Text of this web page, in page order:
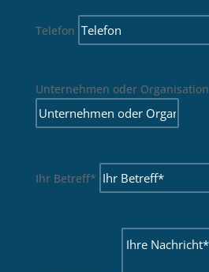
Telefon
Unternehmen oder Organisation
Ihr Betreff*